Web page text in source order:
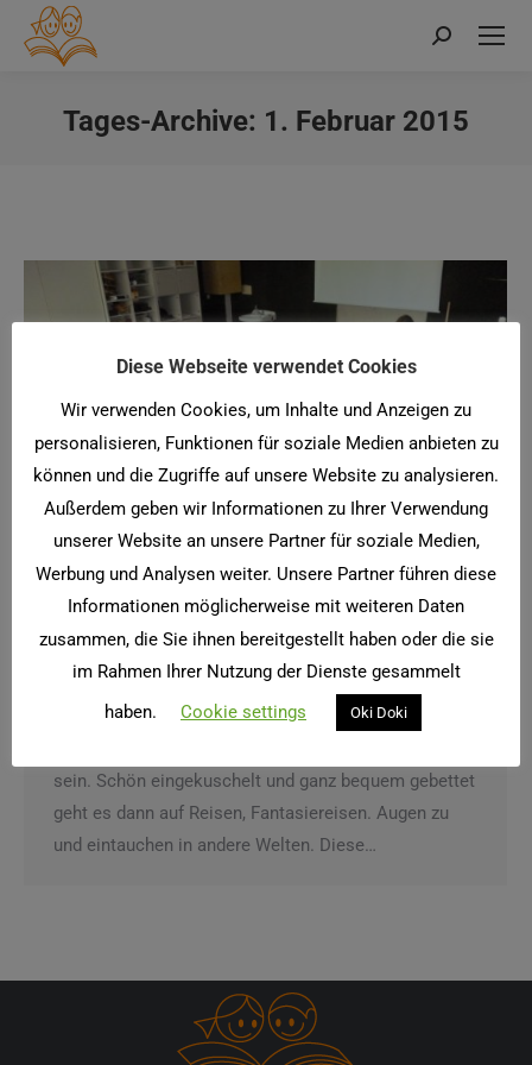
Search:
Tages-Archive: 1. Februar 2015
Fantasiereisen
Betreuung Von twister 1. Februar 2015
sein. Schön eingekuschelt und ganz bequem gebettet
geht es dann auf Reisen, Fantasiereisen. Augen zu
und eintauchen in andere Welten. Diese…
Diese Webseite verwendet Cookies
Wir verwenden Cookies, um Inhalte und Anzeigen zu
personalisieren, Funktionen für soziale Medien anbieten zu
können und die Zugriffe auf unsere Website zu analysieren.
Außerdem geben wir Informationen zu Ihrer Verwendung
unserer Website an unsere Partner für soziale Medien,
Werbung und Analysen weiter. Unsere Partner führen diese
Informationen möglicherweise mit weiteren Daten
zusammen, die Sie ihnen bereitgestellt haben oder die sie
im Rahmen Ihrer Nutzung der Dienste gesammelt
haben.
Cookie settings Oki Doki